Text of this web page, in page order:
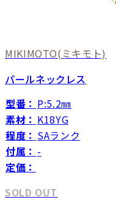
MIKIMOTO(ミキモト)
パールネックレス
型番： P:5.2㎜
素材： K18YG
程度： SAランク
付属： -
定価：
SOLD OUT